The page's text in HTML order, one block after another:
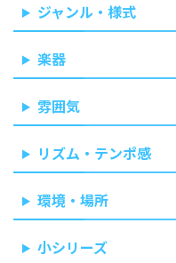
ジャンル・様式
楽器
雰囲気
リズム・テンポ感
環境・場所
小シリーズ